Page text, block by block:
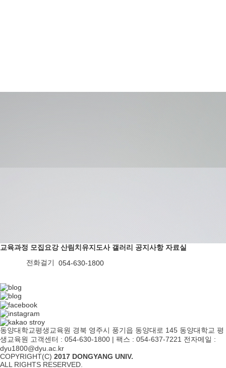
교육과정 모집요강 산림치유지도사 갤러리 공지사항 자료실
전화걸기 054-630-1800
동양대학교평생교육원 경북 영주시 풍기읍 동양대로 145 동양대학교 평
생교육원 고객센터 : 054-630-1800 | 팩스 : 054-637-7221 전자메일 :
dyu1800@dyu.ac.kr
COPYRIGHT(C) 2017 DONGYANG UNIV.
ALL RIGHTS RESERVED.